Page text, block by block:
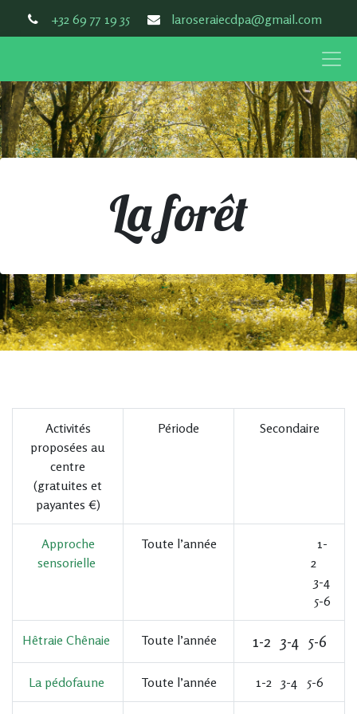
+32 69 77 19 35 laroseraiecdpa@gmail.com
La forêt
Activités
proposées au
centre
(gratuites et
payantes €)
Période Secondaire
Approche
sensorielle
Toute l’année
1-
2
3-4
5-6
Hêtraie Chênaie Toute l’année 1-2 3-4 5-6
La pédofaune Toute l’année 1-2 3-4 5-6